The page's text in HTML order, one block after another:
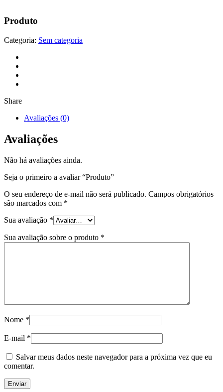
Produto
Categoria: Sem categoria
Share
Avaliações (0)
Avaliações
Não há avaliações ainda.
Seja o primeiro a avaliar “Produto”
O seu endereço de e-mail não será publicado. Campos obrigatórios
são marcados com *
Sua avaliação *
Sua avaliação sobre o produto *
Nome *
E-mail *
Salvar meus dados neste navegador para a próxima vez que eu
comentar.